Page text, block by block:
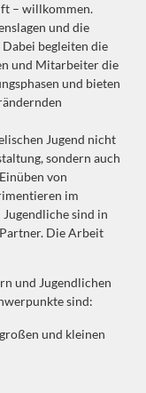
– willkommen.
und die
begleiten die
und Mitarbeiter die
und bieten
Jugend nicht
sondern auch
von
im
sind in
Die Arbeit
und Jugendlichen
sind:
und kleinen